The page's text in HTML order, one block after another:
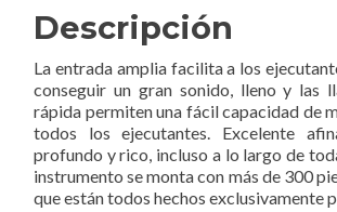
Descripción
La entrada amplia facilita a los
conseguir un gran sonido, lleno y las
rápida permiten una fácil capacidad de
todos los ejecutantes. Excelente
profundo y rico, incluso a lo largo de
instrumento se monta con más de 300
que están todos hechos exclusivamente